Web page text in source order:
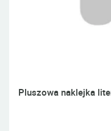
Pluszowa naklejka